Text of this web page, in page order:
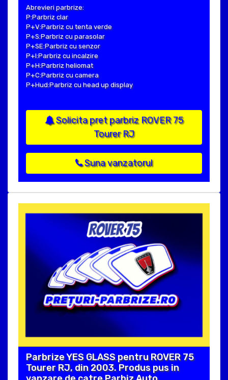
Abrevieri parbrize:
P:Parbriz clar
P+V:Parbriz cu tenta verde
P+S:Parbriz cu parasolar
P+SE:Parbriz cu senzor
P+I:Parbriz cu incalzire
P+H:Parbriz heliomat
P+C:Parbriz cu camera
P+Hud:Parbriz cu head up display
Solicita pret parbriz ROVER 75
Tourer RJ
Suna vanzatorul
Parbrize YES GLASS pentru ROVER 75
Tourer RJ, din 2003. Produs pus in